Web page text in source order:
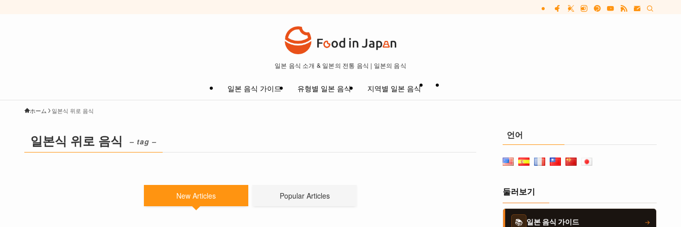
일본 음식 소개 & 일본의 전통 음식 | 일본의 음식
일본 음식 가이드 유형별 일본 음식 지역별 일본 음식
ホーム 일본식 위로 음식
일본식 위로 음식 – tag –
New Articles Popular Articles
언어
둘러보기
📚 일본 음식 가이드 →